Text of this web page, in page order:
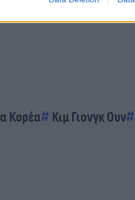
Κορέα Κιμ Γιονγκ Ουν